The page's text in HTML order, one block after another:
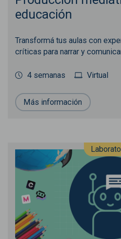
educación
Transformá tus aulas con
críticas para narrar y
4 semanas Virtual
Más información